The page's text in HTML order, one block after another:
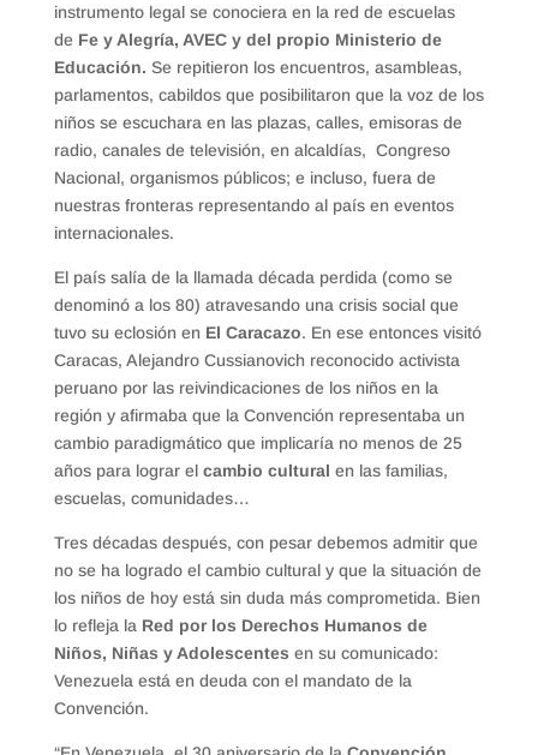
instrumento legal se conociera en la red de escuelas
de Fe y Alegría, AVEC y del propio Ministerio de
Educación. Se repitieron los encuentros, asambleas,
parlamentos, cabildos que posibilitaron que la voz de los
niños se escuchara en las plazas, calles, emisoras de
radio, canales de televisión, en alcaldías, Congreso
Nacional, organismos públicos; e incluso, fuera de
nuestras fronteras representando al país en eventos
internacionales.
El país salía de la llamada década perdida (como se
denominó a los 80) atravesando una crisis social que
tuvo su eclosión en El Caracazo. En ese entonces visitó
Caracas, Alejandro Cussianovich reconocido activista
peruano por las reivindicaciones de los niños en la
región y afirmaba que la Convención representaba un
cambio paradigmático que implicaría no menos de 25
años para lograr el cambio cultural en las familias,
escuelas, comunidades…
Tres décadas después, con pesar debemos admitir que
no se ha logrado el cambio cultural y que la situación de
los niños de hoy está sin duda más comprometida. Bien
lo refleja la Red por los Derechos Humanos de
Niños, Niñas y Adolescentes en su comunicado:
Venezuela está en deuda con el mandato de la
Convención.